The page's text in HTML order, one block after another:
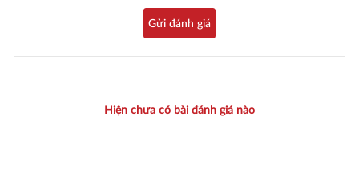
Gửi đánh giá
Hiện chưa có bài đánh giá nào